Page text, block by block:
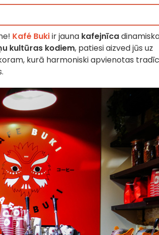
Kafé Bukiir jauna kafejnīca
kultūras kodiem, patiesi aizved jūs uz
kurā harmoniski apvienotas